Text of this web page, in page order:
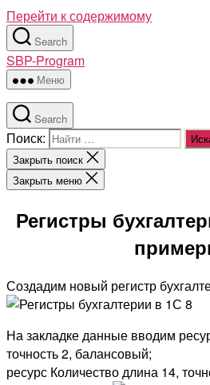
Перейти к содержимому
Search
SBP-Program
Меню
Search
Поиск:
Закрыть поиск
Закрыть меню
Регистры
Создадим новый регистр
На закладке данные вводим
точность 2, балансовый;
ресурс Количество длина 14,